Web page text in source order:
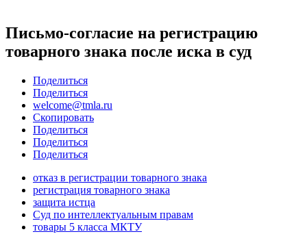
Письмо-согласие на регистрацию
товарного знака после иска в суд
Поделиться
Поделиться
welcome@tmla.ru
Скопировать
Поделиться
Поделиться
Поделиться
отказ в регистрации товарного знака
регистрация товарного знака
защита истца
Суд по интеллектуальным правам
товары 5 класса МКТУ